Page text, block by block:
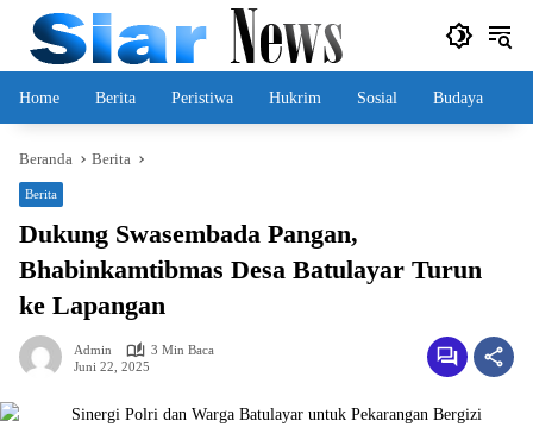
Langsung
konten
Home Berita Peristiwa Hukrim Sosial Budaya
Beranda Berita
Berita
Dukung Swasembada Pangan,
Bhabinkamtibmas Desa Batulayar Turun
ke Lapangan
Admin
3 Min Baca
Juni 22, 2025